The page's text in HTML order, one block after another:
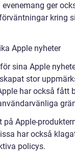
ger
kring
Apple nyheter
sina Apple
stor
har också fått
Apple-
har också
policys.